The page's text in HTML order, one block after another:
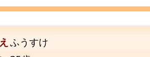
ふうすけ